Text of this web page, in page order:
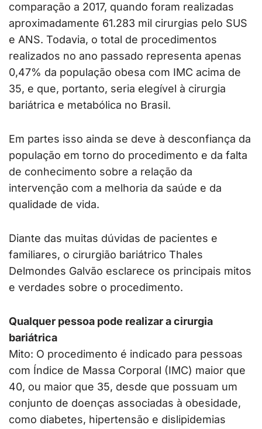
comparação a 2017, quando foram realizadas
aproximadamente 61.283 mil cirurgias pelo SUS
e ANS. Todavia, o total de procedimentos
realizados no ano passado representa apenas
0,47% da população obesa com IMC acima de
35, e que, portanto, seria elegível à cirurgia
bariátrica e metabólica no Brasil.
Em partes isso ainda se deve à desconfiança da
população em torno do procedimento e da falta
de conhecimento sobre a relação da
intervenção com a melhoria da saúde e da
qualidade de vida.
Diante das muitas dúvidas de pacientes e
familiares, o cirurgião bariátrico Thales
Delmondes Galvão esclarece os principais mitos
e verdades sobre o procedimento.
Qualquer pessoa pode realizar a cirurgia
bariátrica
Mito: O procedimento é indicado para pessoas
com Índice de Massa Corporal (IMC) maior que
40, ou maior que 35, desde que possuam um
conjunto de doenças associadas à obesidade,
como diabetes, hipertensão e dislipidemias